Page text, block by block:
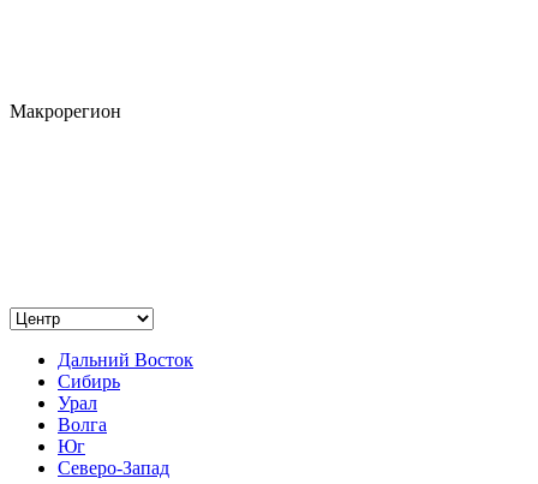
Макрорегион
Дальний Восток
Сибирь
Урал
Волга
Юг
Северо-Запад